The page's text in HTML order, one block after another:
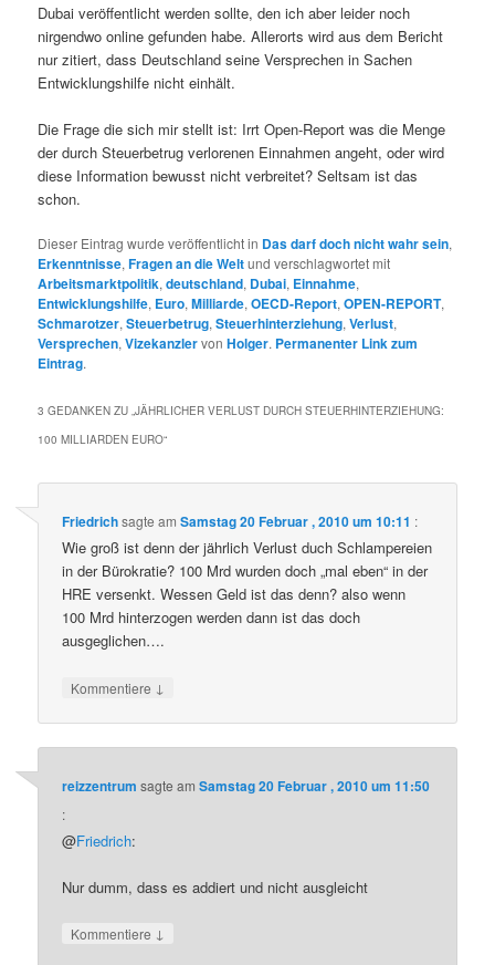
Dubai veröffentlicht werden sollte, den ich aber leider noch
nirgendwo online gefunden habe. Allerorts wird aus dem Bericht
nur zitiert, dass Deutschland seine Versprechen in Sachen
Entwicklungshilfe nicht einhält.
Die Frage die sich mir stellt ist: Irrt Open-Report was die Menge
der durch Steuerbetrug verlorenen Einnahmen angeht, oder wird
diese Information bewusst nicht verbreitet? Seltsam ist das
schon.
Dieser Eintrag wurde veröffentlicht in Das darf doch nicht wahr sein,
Erkenntnisse,Fragen an die Weltund verschlagwortet mit
Arbeitsmarktpolitik,deutschland, Dubai, Einnahme,
Entwicklungshilfe, Euro,Milliarde,OECD-Report,OPEN-REPORT,
Schmarotzer,Steuerbetrug,Steuerhinterziehung,Verlust,
Versprechen,VizekanzlervonHolger. Permanenter Link zum
Eintrag.
3 GEDANKEN ZU „JÄHRLICHER VERLUST DURCH STEUERHINTERZIEHUNG:
100 MILLIARDEN EURO“
Friedrichsagte amSamstag 20 Februar , 2010 um 10:11 :
Wie groß ist denn der jährlich Verlust duch Schlampereien
in der Bürokratie? 100 Mrd wurden doch „mal eben“ in der
HRE versenkt. Wessen Geld ist das denn? also wenn
100 Mrd hinterzogen werden dann ist das doch
ausgeglichen….
Kommentiere ↓
reizzentrum sagte amSamstag 20 Februar , 2010 um 11:50
:
@Friedrich:
Nur dumm, dass es addiert und nicht ausgleicht
Kommentiere ↓